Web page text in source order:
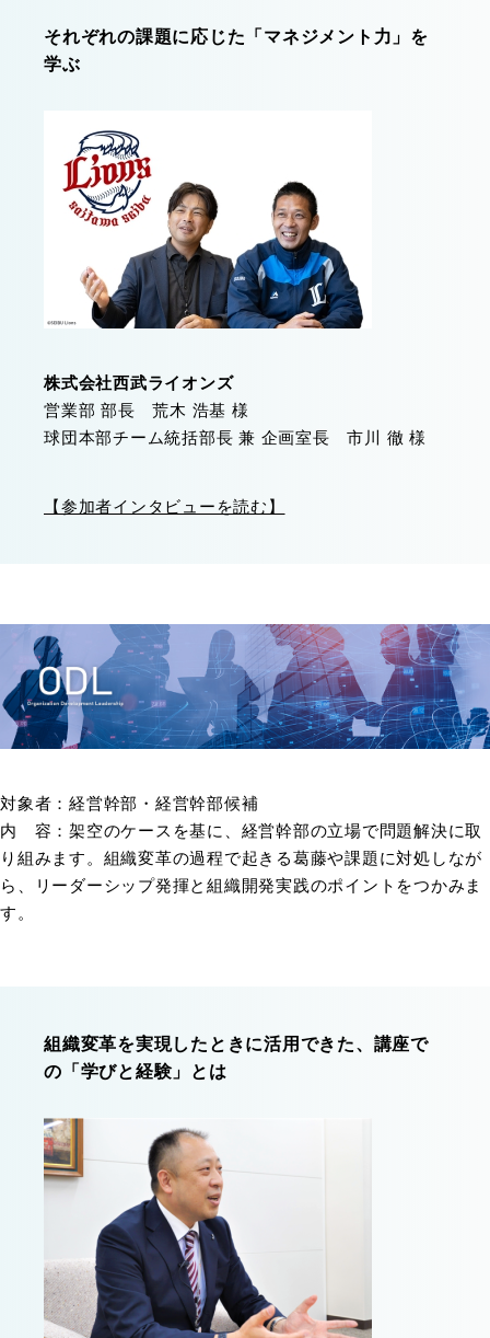
それぞれの課題に応じた「マネジメント力」を
学ぶ
株式会社西武ライオンズ
営業部 部長 荒木 浩基 様
球団本部チーム統括部長 兼 企画室長 市川 徹 様
【参加者インタビューを読む】
対象者：経営幹部・経営幹部候補
内 容：架空のケースを基に、経営幹部の立場で問題解決に取
り組みます。組織変革の過程で起きる葛藤や課題に対処しなが
ら、リーダーシップ発揮と組織開発実践のポイントをつかみま
す。
組織変革を実現したときに活用できた、講座で
の「学びと経験」とは